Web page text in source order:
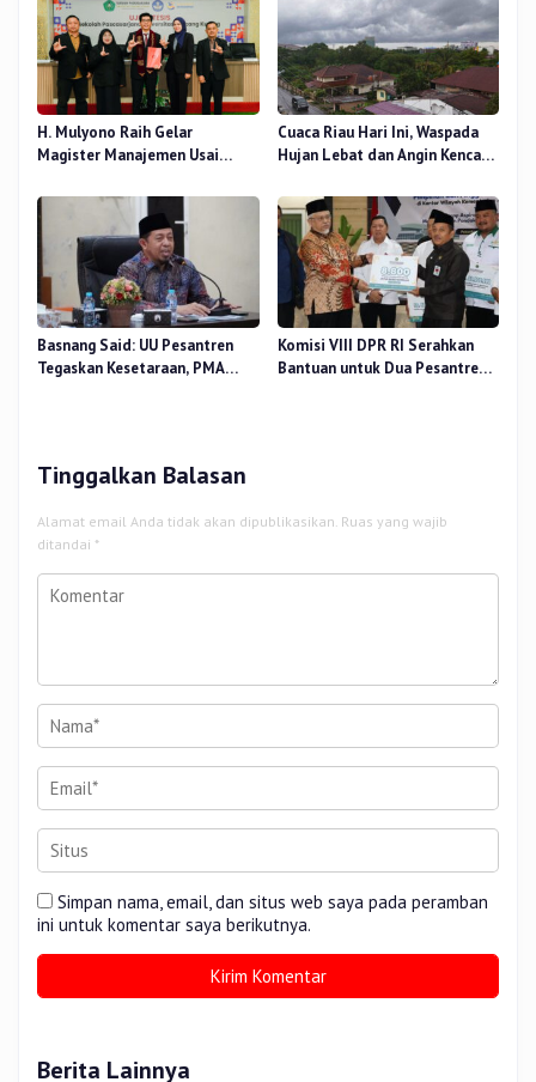
H. Mulyono Raih Gelar
Magister Manajemen Usai
Terhadap Beban Kerja
Cuaca Riau Hari Ini, Waspada
Hujan Lebat dan Angin Kencang
Basnang Said: UU Pesantren
Tegaskan Kesetaraan, PMA
Komisi VIII DPR RI Serahkan
Bantuan untuk Dua Pesantren
Tinggalkan Balasan
Alamat email Anda tidak akan dipublikasikan. Ruas yang wajib
ditandai *
Simpan nama, email, dan situs web saya pada peramban
ini untuk komentar saya berikutnya.
Berita Lainnya